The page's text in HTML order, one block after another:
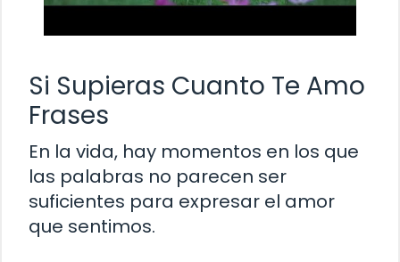
Si Supieras Cuanto Te Amo
Frases
En la vida, hay momentos en los que
las palabras no parecen ser
suficientes para expresar el amor
que sentimos.